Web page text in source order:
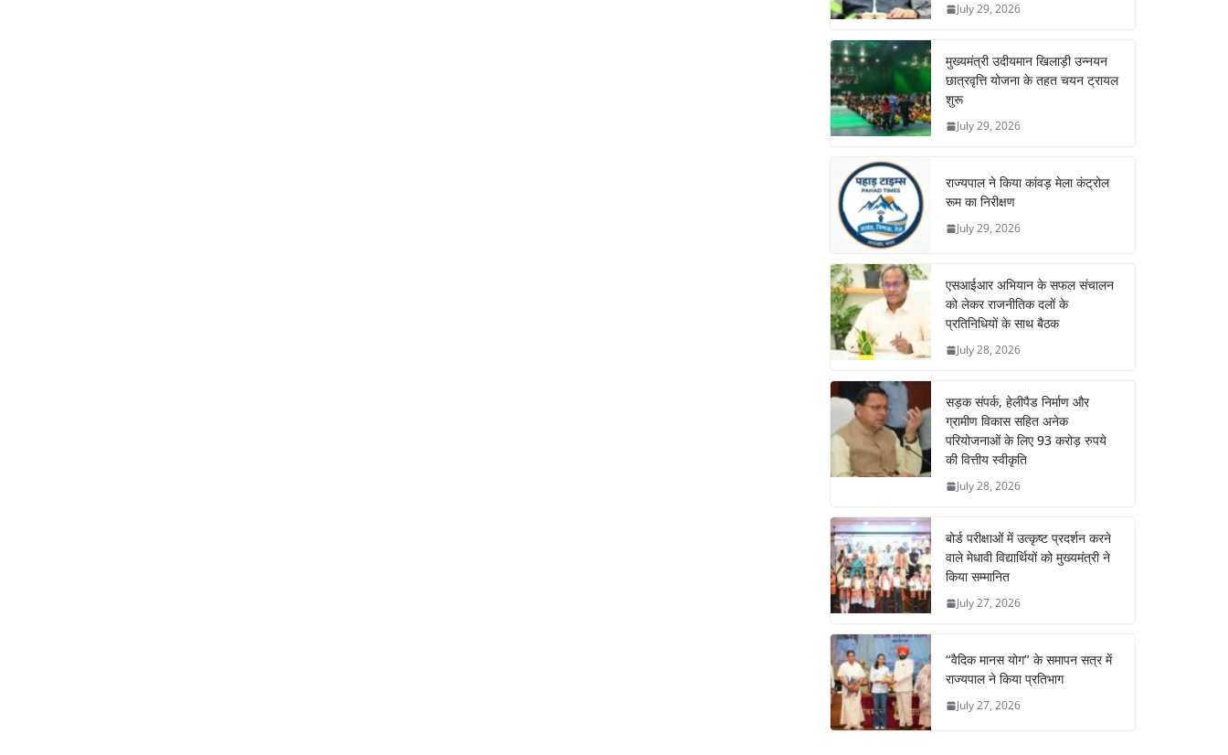
July 29, 2026
मुख्यमंत्री उदीयमान खिलाड़ी उन्नयन
छात्रवृत्ति योजना के तहत चयन ट्रायल
शुरू
July 29, 2026
राज्यपाल ने किया कांवड़ मेला कंट्रोल
रूम का निरीक्षण
July 29, 2026
एसआईआर अभियान के सफल संचालन
को लेकर राजनीतिक दलों के
प्रतिनिधियों के साथ बैठक
July 28, 2026
सड़क संपर्क, हेलीपैड निर्माण और
ग्रामीण विकास सहित अनेक
परियोजनाओं के लिए 93 करोड़ रुपये
की वित्तीय स्वीकृति
July 28, 2026
बोर्ड परीक्षाओं में उत्कृष्ट प्रदर्शन करने
वाले मेधावी विद्यार्थियों को मुख्यमंत्री ने
किया सम्मानित
July 27, 2026
‘‘वैदिक मानस योग’’ के समापन सत्र में
राज्यपाल ने किया प्रतिभाग
July 27, 2026